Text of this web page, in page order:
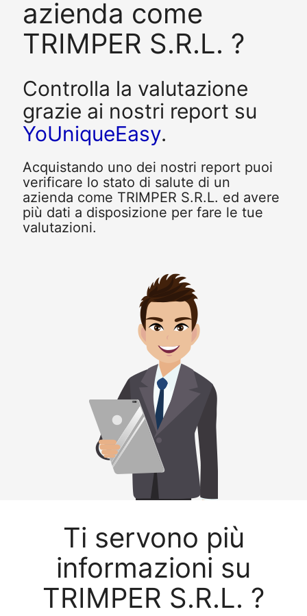
azienda come
TRIMPER S.R.L. ?
Controlla la valutazione
grazie ai nostri report su
YoUniqueEasy.
Acquistando uno dei nostri report puoi
verificare lo stato di salute di un
azienda come TRIMPER S.R.L. ed avere
più dati a disposizione per fare le tue
valutazioni.
Ti servono più
informazioni su
TRIMPER S.R.L. ?